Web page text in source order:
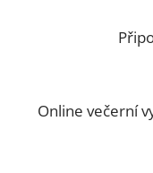
🌞
📍 Online večerní